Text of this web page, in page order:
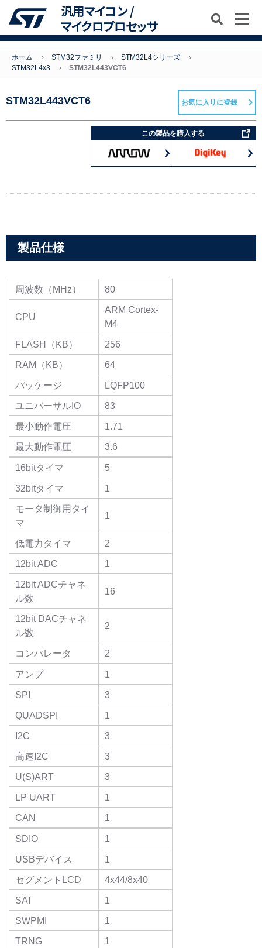
汎用マイコン /
マイクロプロセッサ
ホーム STM32ファミリ
STM32L4シリーズ
STM32L4x3
STM32L443VCT6
STM32L443VCT6
この製品を購入する
お気に入りに登録
製品仕様
周波数（MHz） 80
CPU
ARM Cortex-
M4
FLASH（KB）
256
RAM（KB）
64
パッケージ
LQFP100
ユニバーサルIO
83
最小動作電圧
1.71
最大動作電圧
3.6
16bitタイマ
5
32bitタイマ
1
モータ制御用タイ
マ
1
低電力タイマ
2
12bit ADC
1
12bit ADCチャネ
ル数
16
12bit DACチャネ
ル数
2
コンパレータ
2
アンプ
1
SPI
3
QUADSPI
1
I2C
3
高速I2C
3
U(S)ART
3
LP UART
1
CAN
1
SDIO
1
USBデバイス
1
セグメントLCD
4x44/8x40
SAI
1
SWPMI
1
TRNG
1